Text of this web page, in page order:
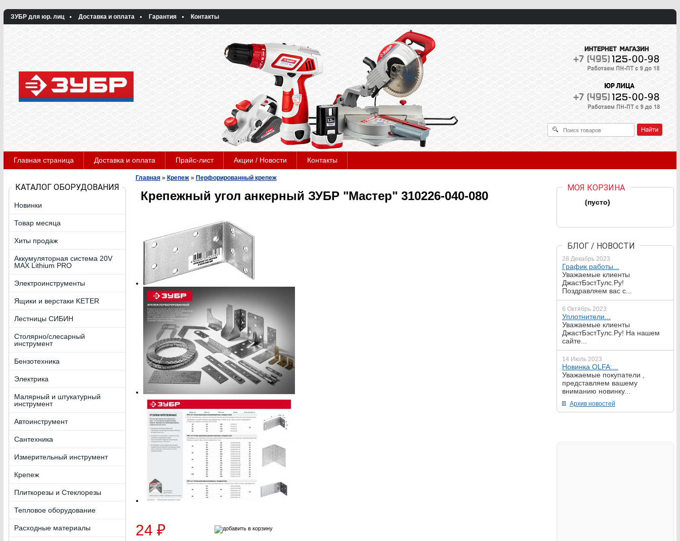
ЗУБР для юр. лиц Доставка и оплата Гарантия Контакты
Главная страница Доставка и оплата Прайс-лист Акции / Новости Контакты
КАТАЛОГ ОБОРУДОВАНИЯ
Новинки
Товар месяца
Хиты продаж
Аккумуляторная система 20V
MAX Lithium PRO
Электроинструменты
Ящики и верстаки KETER
Лестницы СИБИН
Столярно/слесарный
инструмент
Бензотехника
Электрика
Малярный и штукатурный
инструмент
Автоинструмент
Сантехника
Измерительный инструмент
Крепеж
Плиткорезы и Стеклорезы
Тепловое оборудование
Расходные материалы
Главная» Крепеж» Перфорированный крепеж
Крепежный угол анкерный ЗУБР "Мастер" 310226-040-080
24 ₽
МОЯ КОРЗИНА
(пусто)
БЛОГ / НОВОСТИ
28 Декабрь 2023
График работы...
Уважаемые клиенты
ДжастБэстТулс.Ру!
Поздравляем вас с...
6 Октябрь 2023
Уплотнители...
Уважаемые клиенты
ДжастБэстТулс.Ру! На нашем
сайте...
14 Июль 2023
Новинка OLFA:...
Уважаемые покупатели ,
представляем вашему
вниманию новинку...
Архив новостей